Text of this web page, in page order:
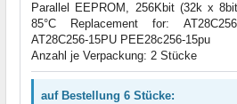
Parallel EEPROM, 256Kbit (32k x
85°C Replacement for:
AT28C256-15PU PEE28c256-15pu
Anzahl je Verpackung: 2 Stücke
auf Bestellung 6 Stücke: